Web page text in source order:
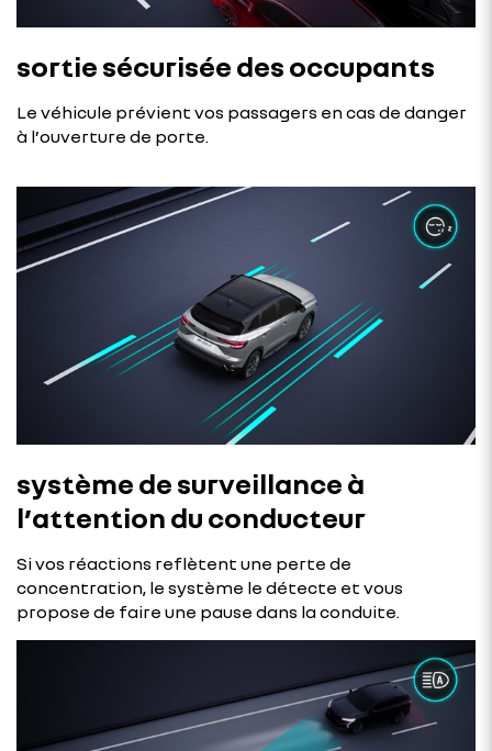
sortie sécurisée des occupants
Le véhicule prévient vos passagers en cas de danger
à l’ouverture de porte.
système de surveillance à
l’attention du conducteur
Si vos réactions reflètent une perte de
concentration, le système le détecte et vous
propose de faire une pause dans la conduite.